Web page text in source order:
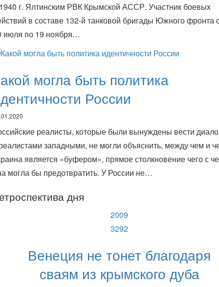
г. Ялтинским РВК Крымской АССР. Участник боевых
в составе 132-й танковой бригады Южного фронта
июля по 19 ноября…
могла быть политика
России
реалисты, которые были вынуждены вести
западными, не могли объяснить, между чем и
является «буфером», прямое столкновение чего с
могла бы предотвратить. У России не…
дня
2009
3292
Венеция не тонет благодаря
сваям из крымского дуба